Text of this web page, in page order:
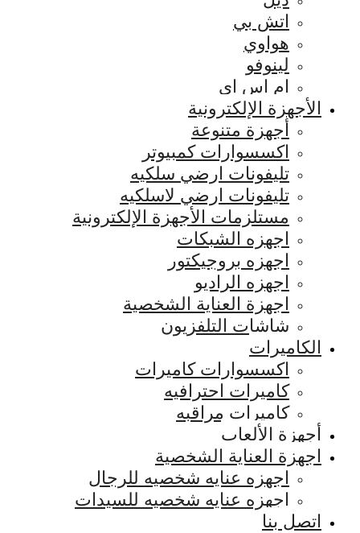
اتش بي
هواوي
لينوفو
ام اس اي
الأجهزة الإلكترونية
أجهزة متنوعة
اكسسوارات كمبيوتر
تليفونات ارضي سلكيه
تليفونات ارضي لاسلكيه
مستلزمات الأجهزة الإلكترونية
اجهزه الشبكات
اجهزه بروجيكتور
اجهزه الراديو
اجهزة العناية الشخصية
شاشات التلفزيون
الكاميرات
اكسسوارات كاميرات
كاميرات احترافيه
كاميرات مراقبه
أجهزة الألعاب
اجهزة العناية الشخصية
اجهزه عنايه شخصيه للرجال
اجهزه عنايه شخصيه للسيدات
اتصل بنا